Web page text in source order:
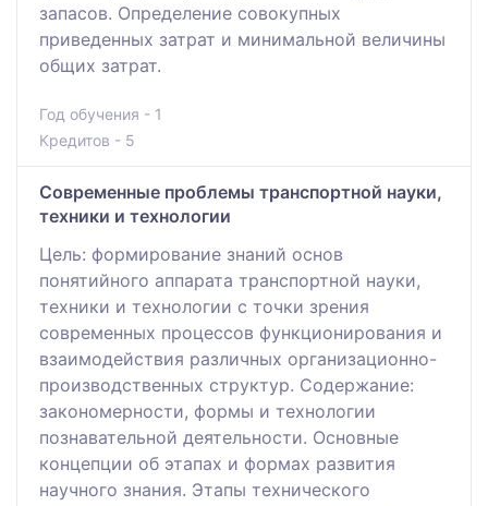
запасов. Определение совокупных
приведенных затрат и минимальной величины
общих затрат.
Год обучения - 1
Кредитов - 5
Современные проблемы транспортной науки,
техники и технологии
Цель: формирование знаний основ
понятийного аппарата транспортной науки,
техники и технологии с точки зрения
современных процессов функционирования и
взаимодействия различных организационно-
производственных структур. Содержание:
закономерности, формы и технологии
познавательной деятельности. Основные
концепции об этапах и формах развития
научного знания. Этапы технического